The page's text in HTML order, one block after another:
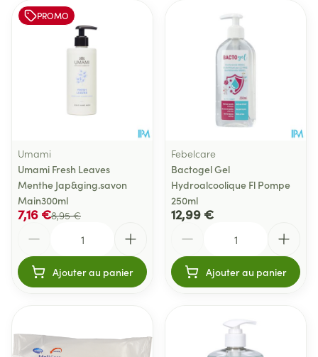
PROMO
Umami
Umami Fresh Leaves
Menthe Jap&ging.savon
Main300ml
8,95 €
7,16 €
Ajouter au panier
Febelcare
Bactogel Gel
Hydroalcoolique Fl Pompe
250ml
12,99 €
Ajouter au panier